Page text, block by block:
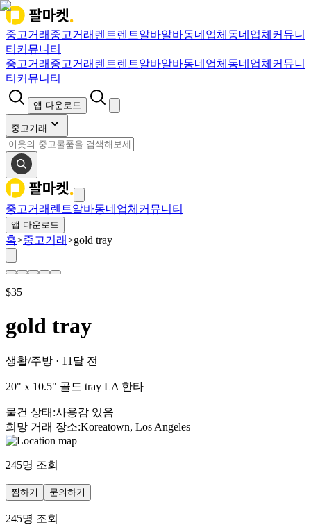
중고거래 중고거래 렌트렌트알바알바동네업체 동네업체 커뮤니
티 커뮤니티
중고거래 중고거래 렌트렌트알바알바동네업체 동네업체 커뮤니
티 커뮤니티
앱 다운로드
중고거래
중고거래 렌트알바동네업체 커뮤니티
앱 다운로드
홈>중고거래>gold tray
$35
gold tray
생활/주방 · 11달 전
20" x 10.5" 골드 tray LA 한타
물건 상태 :사용감 있음
희망 거래 장소:Koreatown, Los Angeles
245명 조회
찜하기 문의하기
245명 조회